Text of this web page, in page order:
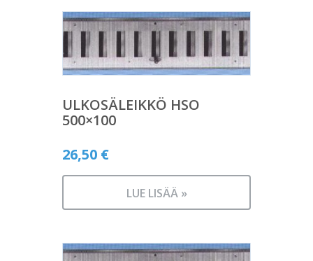
ULKOSÄLEIKKÖ HSO
500×100
26,50 €
LUE LISÄÄ »